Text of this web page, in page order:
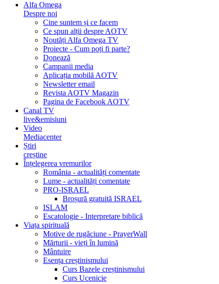
Alfa Omega
Despre noi
Cine suntem și ce facem
Ce spun alții despre AOTV
Noutăți Alfa Omega TV
Proiecte - Cum poți fi parte?
Donează
Campanii media
Aplicația mobilă AOTV
Newsletter email
Revista AOTV Magazin
Pagina de Facebook AOTV
Canal TV
live&emisiuni
Video
Mediacenter
Știri
creștine
Înțelegerea vremurilor
România - actualități comentate
Lume - actualități comentate
PRO-ISRAEL
Broșură gratuită ISRAEL
ISLAM
Escatologie - Interpretare biblică
Viața spirituală
Motive de rugăciune - PrayerWall
Mărturii - vieți în lumină
Mântuire
Esența creștinismului
Curs Bazele creștinismului
Curs Ucenicie